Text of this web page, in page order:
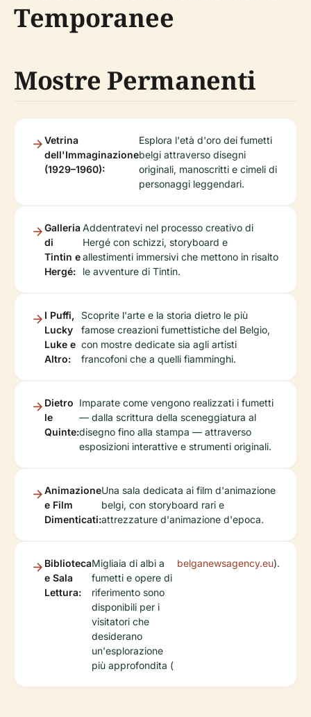
Temporanee
Mostre Permanenti
Vetrina
dell'Immaginazione
(1929–1960):
Esplora l'età d'oro dei fumetti
belgi attraverso disegni
originali, manoscritti e cimeli di
personaggi leggendari.
Galleria
di
Tintin e
Hergé:
Addentratevi nel processo creativo di
Hergé con schizzi, storyboard e
allestimenti immersivi che mettono in risalto
le avventure di Tintin.
I Puffi,
Lucky
Luke e
Altro:
Scoprite l'arte e la storia dietro le più
famose creazioni fumettistiche del Belgio,
con mostre dedicate sia agli artisti
francofoni che a quelli fiamminghi.
Dietro
le
Quinte:
Imparate come vengono realizzati i fumetti
— dalla scrittura della sceneggiatura al
disegno fino alla stampa — attraverso
esposizioni interattive e strumenti originali.
Animazione
e Film
Dimenticati:
Una sala dedicata ai film d'animazione
belgi, con storyboard rari e
attrezzature d'animazione d'epoca.
Biblioteca
e Sala
Lettura:
Migliaia di albi a
fumetti e opere di
riferimento sono
disponibili per i
visitatori che
desiderano
un'esplorazione
più approfondita (
belganewsagency.eu).